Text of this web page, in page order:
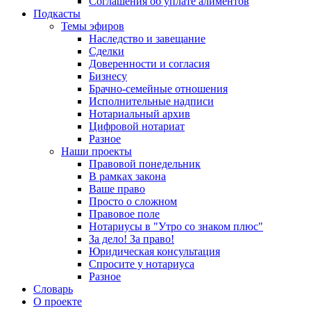
Подкасты
Темы эфиров
Наследство и завещание
Сделки
Доверенности и согласия
Бизнесу
Брачно-семейные отношения
Исполнительные надписи
Нотариальный архив
Цифровой нотариат
Разное
Наши проекты
Правовой понедельник
В рамках закона
Ваше право
Просто о сложном
Правовое поле
Нотариусы в "Утро со знаком плюс"
За дело! За право!
Юридическая консультация
Спросите у нотариуса
Разное
Словарь
О проекте